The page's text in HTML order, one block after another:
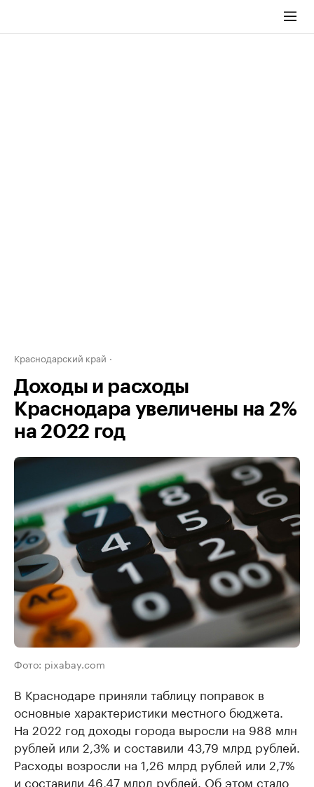
Краснодарский край
Доходы и расходы
Краснодара увеличены на 2%
на 2022 год
Фото: pixabay.com
В Краснодаре приняли таблицу поправок в
основные характеристики местного бюджета.
На 2022 год доходы города выросли на 988 млн
рублей или 2,3% и составили 43,79 млрд рублей.
Расходы возросли на 1,26 млрд рублей или 2,7%
и составили 46,47 млрд рублей. Об этом стало